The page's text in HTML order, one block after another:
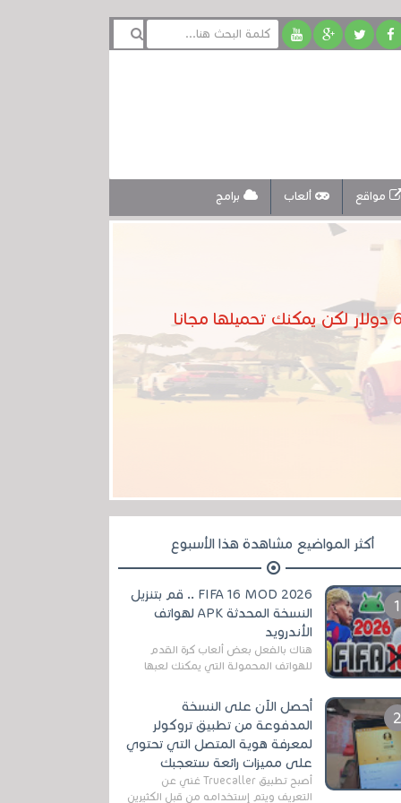
مواقع ألعاب برامج
أكثر المواضيع مشاهدة هذا الأسبوع
FIFA 16 MOD 2026 .. قم بتنزيل
النسخة المحدثة APK لهواتف
الأندرويد
هناك بالفعل بعض ألعاب كرة القدم
للهواتف المحمولة التي يمكنك لعبها
مثل EA Sports ...
أحصل الآن على النسخة
المدفوعة من تطبيق تروكولر
لمعرفة هوية المتصل التي تحتوي
على مميزات رائعة ستعجبك
أصبح تطبيق Truecaller غني عن
التعريف ويتم إستخدامه من قبل الكثيرين